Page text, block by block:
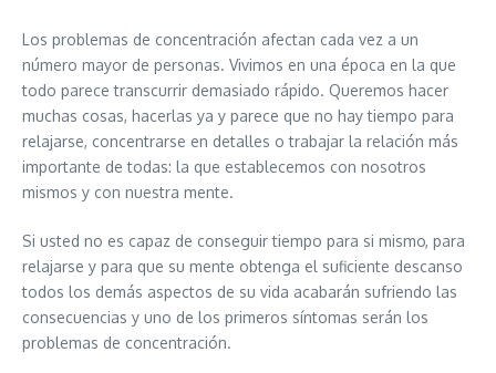
Los problemas de concentración afectan cada vez a un
número mayor de personas. Vivimos en una época en la que
todo parece transcurrir demasiado rápido. Queremos hacer
muchas cosas, hacerlas ya y parece que no hay tiempo para
relajarse, concentrarse en detalles o trabajar la relación más
importante de todas: la que establecemos con nosotros
mismos y con nuestra mente.
Si usted no es capaz de conseguir tiempo para si mismo, para
relajarse y para que su mente obtenga el suficiente descanso
todos los demás aspectos de su vida acabarán sufriendo las
consecuencias y uno de los primeros síntomas serán los
problemas de concentración.